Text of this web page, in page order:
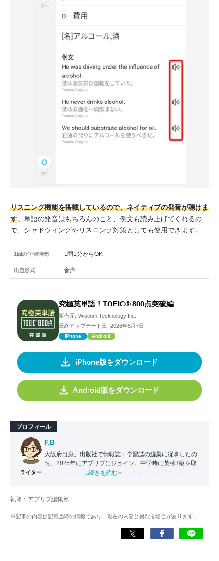
リスニング機能を搭載しているので、ネイティブの発音が聴けま
す。単語の発音はもちろんのこと、例文も読み上げてくれるの
で、シャドウィングやリスニング対策としても使用できます。
1回の学習時間 1問1分からOK
出題形式 音声
究極英単語！TOEIC® 800点突破編
販売元: Wisdom Technology Inc.
最終アップデート日: 2026年5月7日
iPhone Android
iPhone版をダウンロード
Android版をダウンロード
プロフィール
ライター
F.B
大阪府出身。出版社で情報誌・学習誌の編集に従事したの
ち、2025年にアプリブにジョイン。中学時に英検3級を取
得したものの、大学生・社会人となる中で英語学習から遠
り添える記事を目指している。
...続きを読む
執筆：アプリブ編集部
※記事の内容は記載当時の情報であり、現在の内容と異なる場合があります。